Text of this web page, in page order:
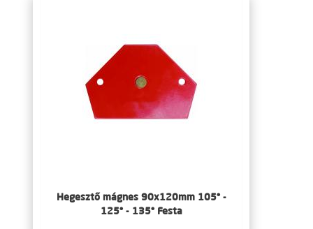
Hegesztő mágnes 90x120mm 105° -
125° - 135° Festa